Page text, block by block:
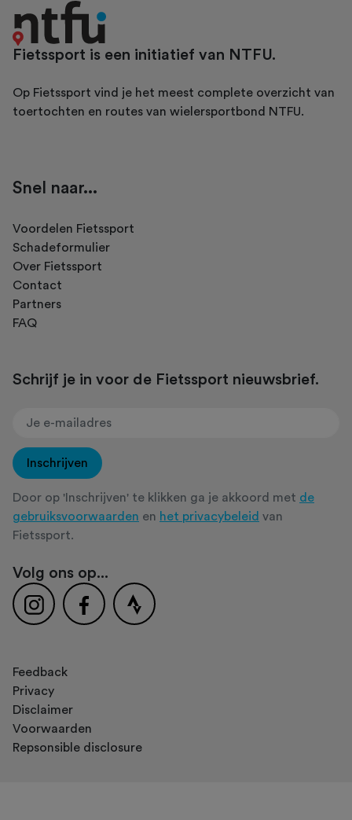
Fietssport is een initiatief van NTFU.
Op Fietssport vind je het meest complete overzicht van
toertochten en routes van wielersportbond NTFU.
Snel naar...
Voordelen Fietssport
Schadeformulier
Over Fietssport
Contact
Partners
FAQ
Schrijf je in voor de Fietssport nieuwsbrief.
Inschrijven
Door op 'Inschrijven' te klikken ga je akkoord met de
gebruiksvoorwaarden en het privacybeleid van
Fietssport.
Volg ons op...
Feedback
Privacy
Disclaimer
Voorwaarden
Repsonsible disclosure